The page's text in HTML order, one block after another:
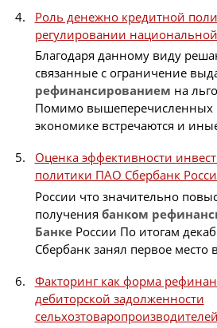
Роль денежно кредитной
регулировании
Благодаря данному виду
связанные с ограничение
рефинансированием на
Помимо вышеперечисленных
экономике встречаются и
Оценка эффективности
политики ПАО Сбербанк
России что значительно
получения банком
БанкеРоссии По итогам
Сбербанк занял первое место в
Факторинг как форма
дебиторской задолженности
сельхозтоваропроизводителей